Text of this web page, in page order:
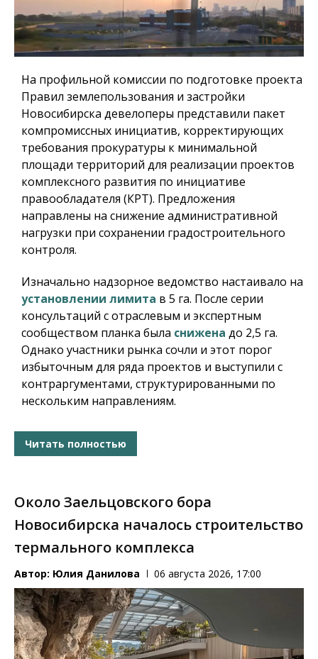
На профильной комиссии по подготовке проекта
Правил землепользования и застройки
Новосибирска девелоперы представили пакет
компромиссных инициатив, корректирующих
требования прокуратуры к минимальной
площади территорий для реализации проектов
комплексного развития по инициативе
правообладателя (КРТ). Предложения
направлены на снижение административной
нагрузки при сохранении градостроительного
контроля.
Изначально надзорное ведомство настаивало на
установлении лимита в 5 га. После серии
консультаций с отраслевым и экспертным
сообществом планка была снижена до 2,5 га.
Однако участники рынка сочли и этот порог
избыточным для ряда проектов и выступили с
контраргументами, структурированными по
нескольким направлениям.
Читать полностью
Около Заельцовского бора
Новосибирска началось строительство
термального комплекса
Автор: Юлия Данилова 06 августа 2026, 17:00